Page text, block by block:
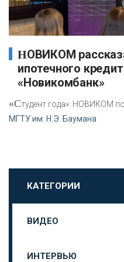
НОВИКОМ рассказал о тонкостях
ипотечного
«Новикомбанк»
«Студент года»: НОВИКОМ
МГТУ им. Н.Э. Баумана
КАТЕГОРИИ
ВИДЕО
ИНТЕРВЬЮ